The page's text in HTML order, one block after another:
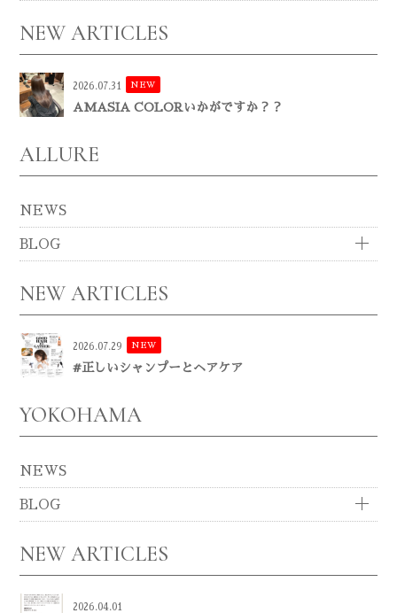
NEW ARTICLES
2026.07.31 NEW
AMASIA COLORいかがですか？？
ALLURE
NEWS
BLOG
NEW ARTICLES
2026.07.29 NEW
#正しいシャンプーとヘアケア
YOKOHAMA
NEWS
BLOG
NEW ARTICLES
2026.04.01